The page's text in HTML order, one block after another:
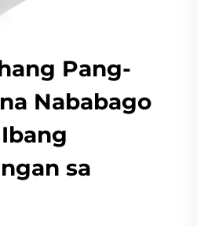
Pang-
Nababago
sa